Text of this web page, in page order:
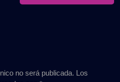
no será publicada. Los